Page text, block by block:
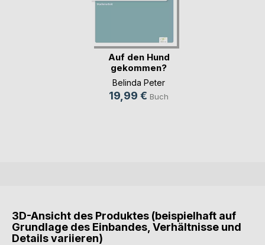
Auf den Hund
gekommen?
Belinda Peter
19,99 € Buch
3D-Ansicht des Produktes (beispielhaft auf
Grundlage des Einbandes, Verhältnisse und
Details variieren)